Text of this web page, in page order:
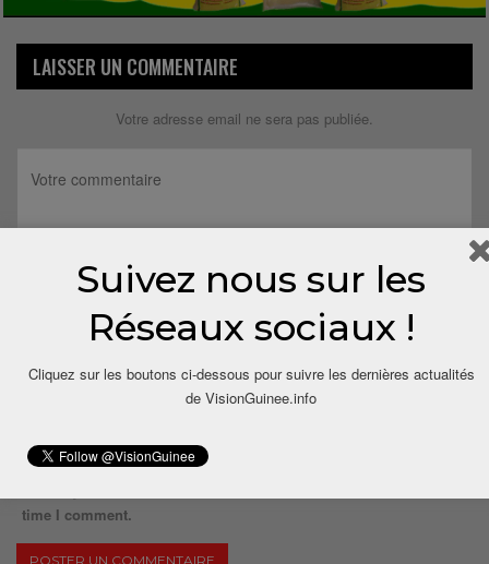
LAISSER UN COMMENTAIRE
Votre adresse email ne sera pas publiée.
time I comment.
Suivez nous sur les
Réseaux sociaux !
Cliquez sur les boutons ci-dessous pour suivre les dernières actualités
de VisionGuinee.info